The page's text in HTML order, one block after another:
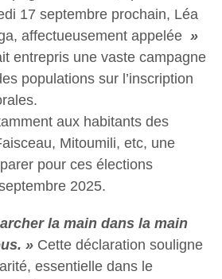
17 septembre prochain, Léa
affectueusement appelée »
entrepris une vaste campagne
populations sur l’inscription
aux habitants des
Mitoumili, etc, une
pour ces élections
2025.
la main dans la main
» Cette déclaration souligne
essentielle dans le